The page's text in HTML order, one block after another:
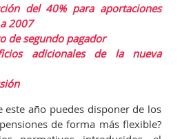
del 40% para aportaciones
2007
de segundo pagador
adicionales de la nueva
este año puedes disponer de los
de forma más flexible?